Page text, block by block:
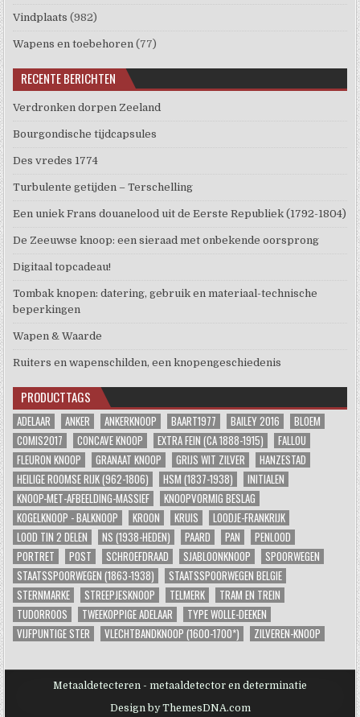
Vindplaats (982)
Wapens en toebehoren (77)
RECENTE BERICHTEN
Verdronken dorpen Zeeland
Bourgondische tijdcapsules
Des vredes 1774
Turbulente getijden – Terschelling
Een uniek Frans douanelood uit de Eerste Republiek (1792-1804)
De Zeeuwse knoop: een sieraad met onbekende oorsprong
Digitaal topcadeau!
Tombak knopen: datering, gebruik en materiaal-technische
beperkingen
Wapen & Waarde
Ruiters en wapenschilden, een knopengeschiedenis
PRODUCTTAGS
ADELAAR ANKER ANKERKNOOP BAART1977 BAILEY 2016
BLOEM
COMIS2017
CONCAVE KNOOP EXTRA FEIN (CA 1888-1915)
FALLOU
FLEURON KNOOP
GRANAAT KNOOP GRIJS WIT ZILVER
HANZESTAD
HEILIGE ROOMSE RIJK (962-1806)
HSM (1837-1938)
INITIALEN
KNOOP-MET-AFBEELDING-MASSIEF
KNOOPVORMIG BESLAG
KOGELKNOOP - BALKNOOP
KROON KRUIS
LOODJE-FRANKRIJK
LOOD TIN 2 DELEN
NS (1938-HEDEN) PAARD PAN
PENLOOD
PORTRET
POST SCHROEFDRAAD SJABLOONKNOOP
SPOORWEGEN
STAATSSPOORWEGEN (1863-1938)
STAATSSPOORWEGEN BELGIE
STERNMARKE
STREEPJESKNOOP TELMERK
TRAM EN TREIN
TUDORROOS
TWEEKOPPIGE ADELAAR
TYPE WOLLE-DEEKEN
VIJFPUNTIGE STER
VLECHTBANDKNOOP (1600-1700*) ZILVEREN-KNOOP
Metaaldetecteren - metaaldetector en determinatie
Design by ThemesDNA.com